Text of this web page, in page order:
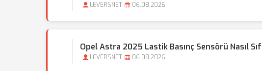
LEVERSNET 06.08.2026
Opel Astra 2025 Lastik Basınç Sensörü Nasıl
LEVERSNET 06.08.2026